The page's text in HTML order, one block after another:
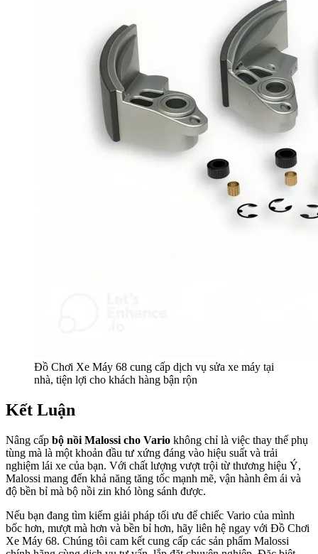
Đồ Chơi Xe Máy 68 cung cấp dịch vụ sửa xe máy tại
nhà, tiện lợi cho khách hàng bận rộn
Kết Luận
Nâng cấp bộ nồi Malossi cho Vario không chỉ là việc thay thế phụ
tùng mà là một khoản đầu tư xứng đáng vào hiệu suất và trải
nghiệm lái xe của bạn. Với chất lượng vượt trội từ thương hiệu Ý,
Malossi mang đến khả năng tăng tốc mạnh mẽ, vận hành êm ái và
độ bền bỉ mà bộ nồi zin khó lòng sánh được.
Nếu bạn đang tìm kiếm giải pháp tối ưu để chiếc Vario của mình
bốc hơn, mượt mà hơn và bền bỉ hơn, hãy liên hệ ngay với Đồ Chơi
Xe Máy 68. Chúng tôi cam kết cung cấp các sản phẩm Malossi